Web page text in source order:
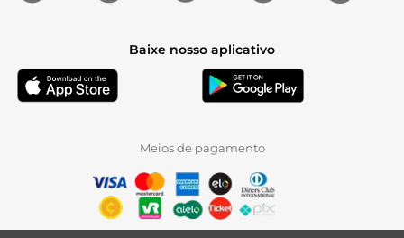
Baixe nosso aplicativo
Meios de pagamento